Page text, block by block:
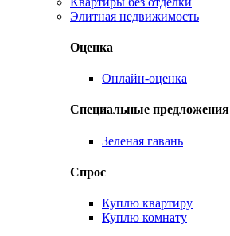
Элитная недвижимость
Оценка
Онлайн-оценка
Специальные предложения
Зеленая гавань
Спрос
Куплю квартиру
Куплю комнату